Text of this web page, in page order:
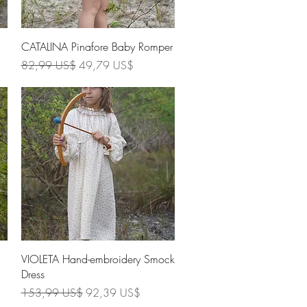
Vista rápida
CATALINA Pinafore Baby Romper
Precio
82,99 US$ Precio de oferta
49,79 US$
Vista rápida
VIOLETA Hand-embroidery Smock
Dress
Precio
153,99 US$ Precio de oferta
92,39 US$